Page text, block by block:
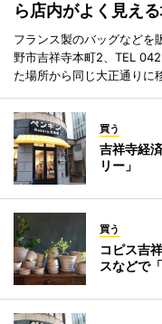
ら店内がよく見え
フランス製のバッグなどを
野市吉祥寺本町2、TEL
た場所から同じ大正通りに
買う
吉祥寺経
リー」
買う
コピス吉
スなどで